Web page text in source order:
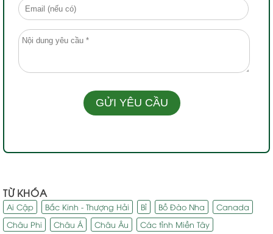
TỪ KHÓA
Ai Cập Bắc Kinh - Thượng Hải Bỉ Bồ Đào Nha
Canada
Châu Phi
Châu Á Châu Âu
Các tỉnh Miền Tây